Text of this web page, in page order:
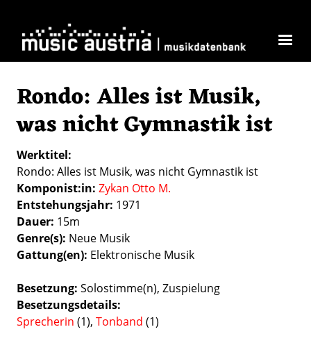
Rondo: Alles ist Musik,
was nicht Gymnastik ist
Werktitel
Rondo: Alles ist Musik, was nicht Gymnastik ist
Komponist:in Zykan Otto M.
Entstehungsjahr 1971
Dauer 15m
Genre(s) Neue Musik
Gattung(en) Elektronische Musik
Besetzung Solostimme(n) Zuspielung
Besetzungsdetails
Sprecherin (1), Tonband (1)